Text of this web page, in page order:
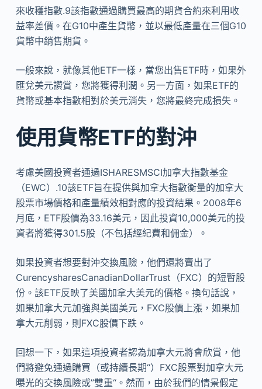
來收穫指數.9該指數通過購買最高的期貨合約來利用收
益率差價。在G10中產生貨幣，並以最低產量在三個G10
貨幣中銷售期貨。
一般來說，就像其他ETF一樣，當您出售ETF時，如果外
匯兌美元讚賞，您將獲得利潤。另一方面，如果ETF的
貨幣或基本指數相對於美元消失，您將最終完成損失。
使用貨幣ETF的對沖
考慮美國投資者通過ISHARESMSCI加拿大指數基金
（EWC）.10該ETF旨在提供與加拿大指數衡量的加拿大
股票市場價格和產量績效相對應的投資結果。2008年6
月底，ETF股價為33.16美元，因此投資10,000美元的投
資者將獲得301.5股（不包括經紀費和佣金）。
如果投資者想要對沖交換風險，他們還將賣出了
CurencysharesCanadianDollarTrust（FXC）的短暫股
份。該ETF反映了美國加拿大美元的價格。換句話說，
如果加拿大元加強與美國美元，FXC股價上漲，如果加
拿大元削弱，則FXC股價下跌。
回想一下，如果這項投資者認為加拿大元將會欣賞，他
們將避免通過購買（或持續長期“）FXC股票對加拿大元
曝光的交換風險或”雙重“。然而，由於我們的情景假定